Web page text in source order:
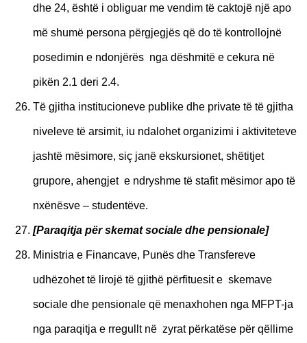
dhe 24, është i obliguar me vendim të caktojë një apo
më shumë persona përgjegjës që do të kontrollojnë
posedimin e ndonjërës nga dëshmitë e cekura në
pikën 2.1 deri 2.4.
Të gjitha institucioneve publike dhe private të të gjitha
niveleve të arsimit, iu ndalohet organizimi i aktiviteteve
jashtë mësimore, siç janë ekskursionet, shëtitjet
grupore, ahengjet e ndryshme të stafit mësimor apo të
nxënësve – studentëve.
[Paraqitja për skemat sociale dhe pensionale]
Ministria e Financave, Punës dhe Transfereve
udhëzohet të lirojë të gjithë përfituesit e skemave
sociale dhe pensionale që menaxhohen nga MFPT-ja
nga paraqitja e rregullt në zyrat përkatëse për qëllime